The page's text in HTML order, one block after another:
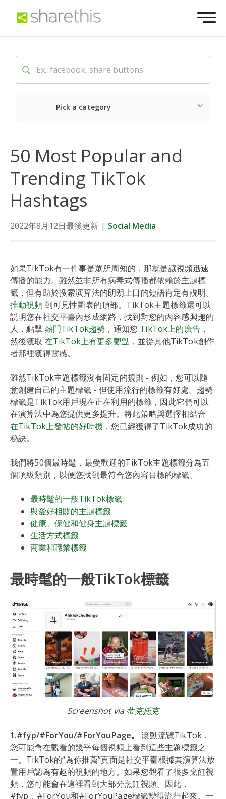
Pick a category
50 Most Popular and
Trending TikTok
Hashtags
2022年8月12日最後更新 | Social Media
如果TikTok有一件事是眾所周知的，那就是讓視頻迅速
傳播的能力。雖然並非所有病毒式傳播都依賴於主題標
籤，但有助於搜索演算法的朗朗上口的短語肯定有説明。
推動視頻 到可見性圖表的頂部。TikTok主題標籤還可以
説明您在社交平臺內形成網路，找到對您的內容感興趣的
人，點擊 熱門TikTok趨勢 ，通知您 TikTok上的廣告，
然後獲取 在TikTok上有更多觀點，並從其他TikTok創作
者那裡獲得靈感。
雖然TikTok主題標籤沒有固定的規則 - 例如，您可以隨
意創建自己的主題標籤 - 但使用流行的標籤有好處。趨勢
標籤是TikTok用戶現在正在利用的標籤，因此它們可以
在演算法中為您提供更多提升。將此策略與選擇相結合
在TikTok上發帖的好時機 ，您已經獲得了TikTok成功的
秘訣。
我們將50個最時髦，最受歡迎的TikTok主題標籤分為五
個頂級類別，以便您找到最符合您內容目標的標籤。
最時髦的一般TikTok標籤
與愛好相關的主題標籤
健康、保健和健身主題標籤
生活方式標籤
商業和職業標籤
最時髦的一般TikTok標籤
Screenshot via 蒂克托克
1.#fyp/#ForYou/#ForYouPage。
滾動流覽TikTok，
您可能會在觀看的幾乎每個視頻上看到這些主題標籤之
一。TikTok的“為你推薦”頁面是社交平臺根據其演算法放
置用戶認為有趣的視頻的地方。如果您觀看了很多烹飪視
頻，您可能會在這裡看到大部分烹飪視頻。因此，
#fyp，#ForYou和#ForYouPage標籤變得流行起來。一